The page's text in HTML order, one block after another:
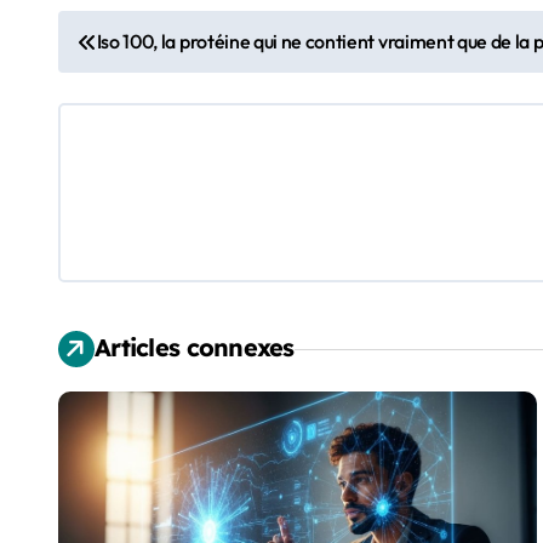
N
a
a
t
i
o
n
d
Iso 100, la protéine qui ne contient vraiment que de la
Articles connexes